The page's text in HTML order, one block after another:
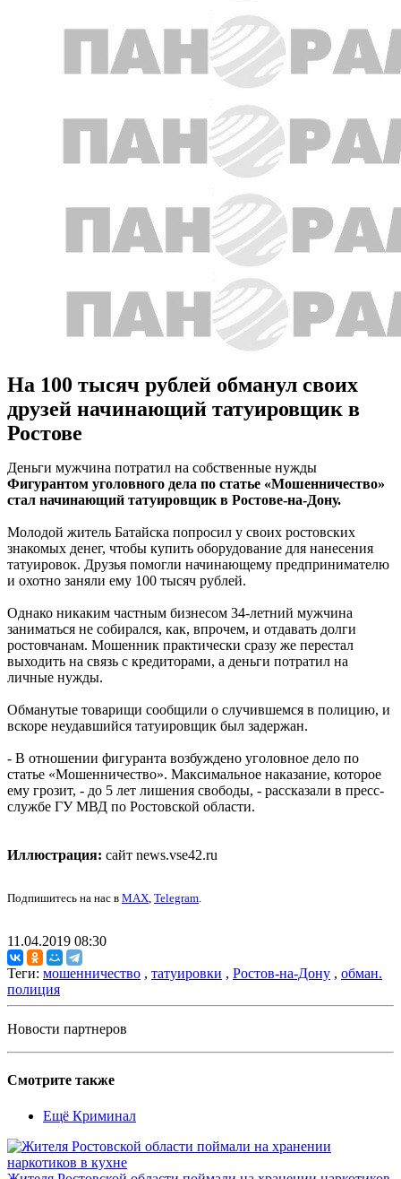
На 100 тысяч рублей обманул своих
друзей начинающий татуировщик в
Ростове
Деньги мужчина потратил на собственные нужды
Фигурантом уголовного дела по статье «Мошенничество»
стал начинающий татуировщик в Ростове-на-Дону.
Молодой житель Батайска попросил у своих ростовских
знакомых денег, чтобы купить оборудование для нанесения
татуировок. Друзья помогли начинающему предпринимателю
и охотно заняли ему 100 тысяч рублей.
Однако никаким частным бизнесом 34-летний мужчина
заниматься не собирался, как, впрочем, и отдавать долги
ростовчанам. Мошенник практически сразу же перестал
выходить на связь с кредиторами, а деньги потратил на
личные нужды.
Обманутые товарищи сообщили о случившемся в полицию, и
вскоре неудавшийся татуировщик был задержан.
- В отношении фигуранта возбуждено уголовное дело по
статье «Мошенничество». Максимальное наказание, которое
ему грозит, - до 5 лет лишения свободы, - рассказали в пресс-
службе ГУ МВД по Ростовской области.
Иллюстрация: сайт news.vse42.ru
Подпишитесь на нас в MAX, Telegram.
11.04.2019 08:30
Теги: мошенничество , татуировки , Ростов-на-Дону , обман.
полиция
Новости партнеров
Смотрите также
Ещё Криминал